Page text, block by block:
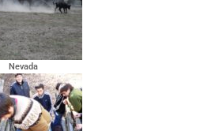
Nevada